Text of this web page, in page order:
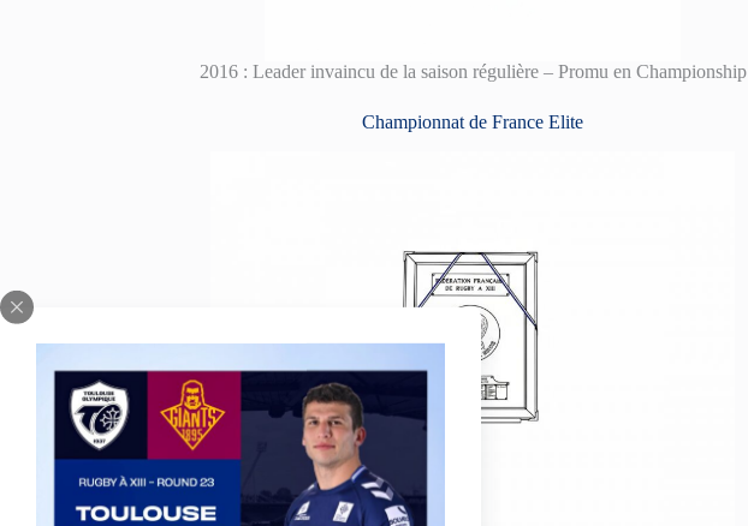
2016 : Leader invaincu de la saison régulière – Promu en Championship
Championnat de France Elite